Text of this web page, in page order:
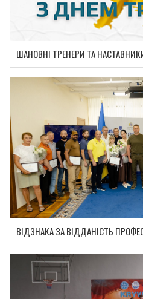
ШАНОВНІ ТРЕНЕРИ ТА
ВІДЗНАКА ЗА ВІДДАНІСТЬ